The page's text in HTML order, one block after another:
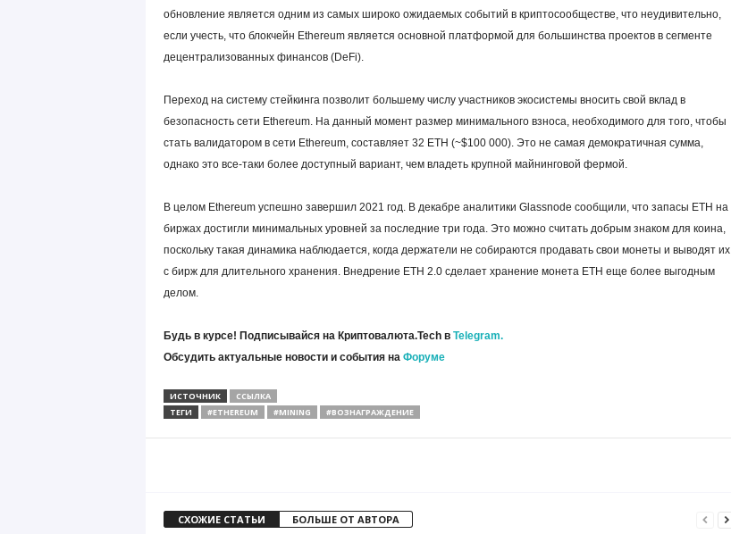
обновление является одним из самых широко ожидаемых событий в криптосообществе, что неудивительно,
если учесть, что блокчейн Ethereum является основной платформой для большинства проектов в сегменте
децентрализованных финансов (DeFi).
Переход на систему стейкинга позволит большему числу участников экосистемы вносить свой вклад в
безопасность сети Ethereum. На данный момент размер минимального взноса, необходимого для того, чтобы
стать валидатором в сети Ethereum, составляет 32 ETH (~$100 000). Это не самая демократичная сумма,
однако это все-таки более доступный вариант, чем владеть крупной майнинговой фермой.
В целом Ethereum успешно завершил 2021 год. В декабре аналитики Glassnode сообщили, что запасы ETH на
биржах достигли минимальных уровней за последние три года. Это можно считать добрым знаком для коина,
поскольку такая динамика наблюдается, когда держатели не собираются продавать свои монеты и выводят их
с бирж для длительного хранения. Внедрение ETH 2.0 сделает хранение монета ETH еще более выгодным
делом.
Будь в курсе! Подписывайся на Криптовалюта.Tech в Telegram.
Обсудить актуальные новости и события на Форуме
ИСТОЧНИК
ССЫЛКА
ТЕГИ
#ETHEREUM #MINING #ВОЗНАГРАЖДЕНИЕ
СХОЖИЕ СТАТЬИ БОЛЬШЕ ОТ АВТОРА